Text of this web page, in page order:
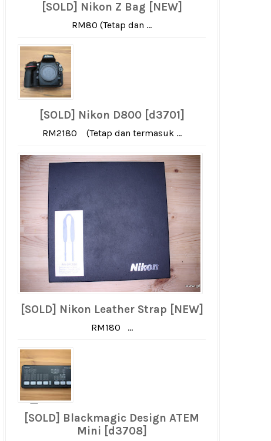
[SOLD] Nikon Z Bag [NEW]
RM80 (Tetap dan ...
[SOLD] Nikon D800 [d3701]
RM2180 (Tetap dan termasuk ...
[SOLD] Nikon Leather Strap [NEW]
RM180 ...
[SOLD] Blackmagic Design ATEM
Mini [d3708]